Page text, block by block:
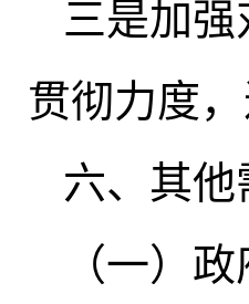
三是加
贯彻力度，
六、其
（一）